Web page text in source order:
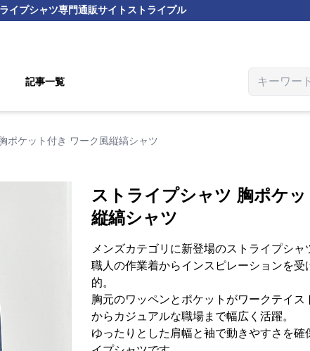
イプシャツ専門通販サイト ストライプル
記事一覧
ポケット付き ワーク風縦縞シャツ
ストライプシャツ 胸ポケ
縦縞シャツ
メンズカテゴリに新登場のストライプシャ
職人の作業着からインスピレーションを受
的。
胸元のワッペンとポケットがワークテイス
からカジュアルな職場まで幅広く活躍。
ゆったりとした肩幅と袖で動きやすさを確